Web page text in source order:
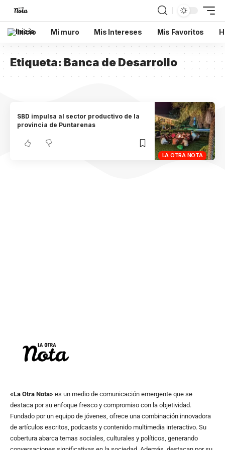
Inicio Mi muro Mis Intereses Mis Favoritos
Etiqueta:Banca de Desarrollo
LA OTRA NOTA
SBD impulsa al sector productivo de la
provincia de Puntarenas
«La Otra Nota» es un medio de comunicación emergente que se
destaca por su enfoque fresco y compromiso con la objetividad.
Fundado por un equipo de jóvenes, ofrece una combinación innovadora
de artículos escritos, podcasts y contenido multimedia interactivo. Su
cobertura abarca temas sociales, culturales y políticos, generando